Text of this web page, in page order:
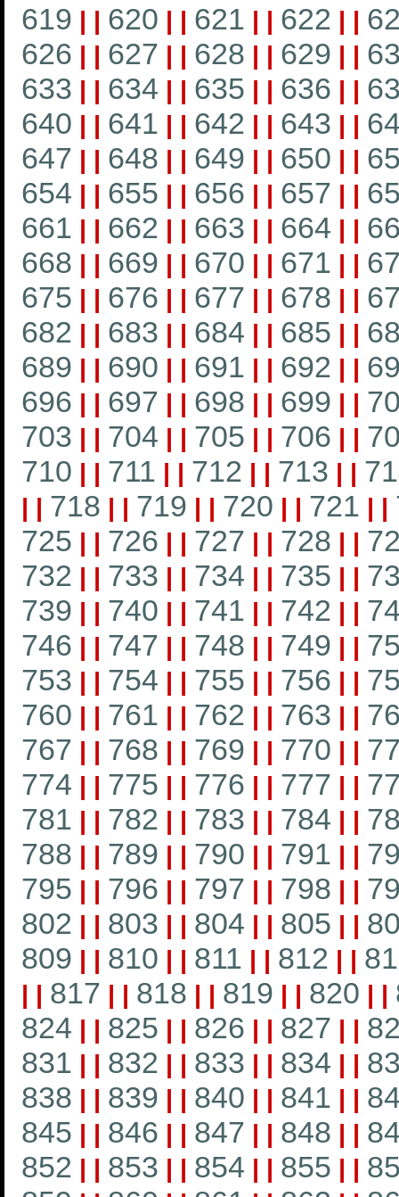
619 | | 620 | | 621 | | 622 | |
626 | | 627 | | 628 | | 629 | |
633 | | 634 | | 635 | | 636 | |
640 | | 641 | | 642 | | 643 | |
647 | | 648 | | 649 | | 650 | |
654 | | 655 | | 656 | | 657 | |
661 | | 662 | | 663 | | 664 | |
668 | | 669 | | 670 | | 671 | |
675 | | 676 | | 677 | | 678 | |
682 | | 683 | | 684 | | 685 | |
689 | | 690 | | 691 | | 692 | |
696 | | 697 | | 698 | | 699 | |
703 | | 704 | | 705 | | 706 | |
710 | | 711 | | 712 | | 713 | |
| | 718 | | 719 | | 720 | | 721 | |
725 | | 726 | | 727 | | 728 | |
732 | | 733 | | 734 | | 735 | |
739 | | 740 | | 741 | | 742 | |
746 | | 747 | | 748 | | 749 | |
753 | | 754 | | 755 | | 756 | |
760 | | 761 | | 762 | | 763 | |
767 | | 768 | | 769 | | 770 | |
774 | | 775 | | 776 | | 777 | |
781 | | 782 | | 783 | | 784 | |
788 | | 789 | | 790 | | 791 | |
795 | | 796 | | 797 | | 798 | |
802 | | 803 | | 804 | | 805 | |
809 | | 810 | | 811 | | 812 | |
| | 817 | | 818 | | 819 | | 820 | |
824 | | 825 | | 826 | | 827 | |
831 | | 832 | | 833 | | 834 | |
838 | | 839 | | 840 | | 841 | |
845 | | 846 | | 847 | | 848 | |
852 | | 853 | | 854 | | 855 | |